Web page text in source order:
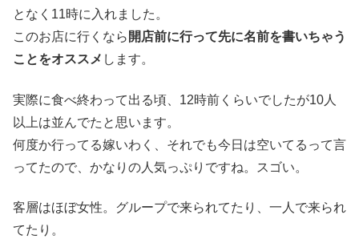
となく11時に入れました。
このお店に行くなら 開店前に行って先に名前を書いちゃう
ことをオススメ します。
実際に食べ終わって出る頃、12時前くらいでしたが10人
以上は並んでたと思います。
何度か行ってる嫁いわく、それでも今日は空いてるって言
ってたので、かなりの人気っぷりですね。スゴい。
客層はほぼ女性。グループで来られてたり、一人で来られ
てたり。